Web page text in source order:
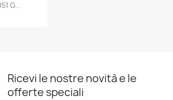
G...
Ricevi le nostre novità e le
offerte speciali